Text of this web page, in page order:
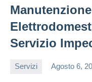
Servizio
Servizi Agosto 6,